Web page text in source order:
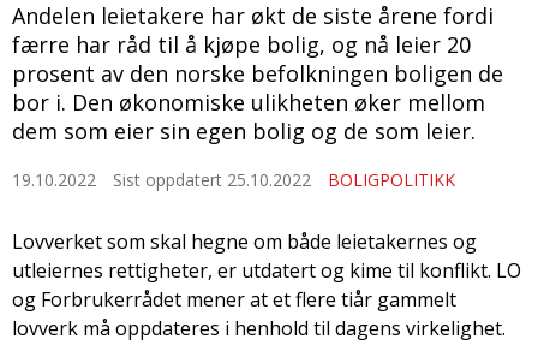
Andelen leietakere har økt de siste årene fordi
færre har råd til å kjøpe bolig, og nå leier 20
prosent av den norske befolkningen boligen de
bor i. Den økonomiske ulikheten øker mellom
dem som eier sin egen bolig og de som leier.
19.10.2022 Sist oppdatert 25.10.2022 BOLIGPOLITIKK
Lovverket som skal hegne om både leietakernes og
utleiernes rettigheter, er utdatert og kime til konflikt. LO
og Forbrukerrådet mener at et flere tiår gammelt
lovverk må oppdateres i henhold til dagens virkelighet.